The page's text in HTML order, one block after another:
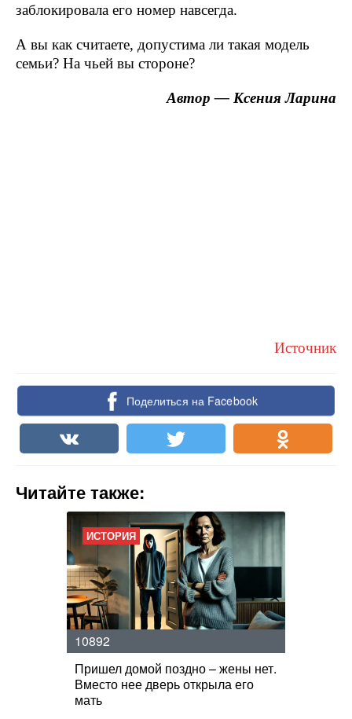
заблокировала его номер навсегда.
А вы как считаете, допустима ли такая модель
семьи? На чьей вы стороне?
Автор — Ксения Ларина
Источник
Поделиться на Facebook
Читайте также:
ИСТОРИЯ
10892
Пришел домой поздно – жены нет.
Вместо нее дверь открыла его
мать